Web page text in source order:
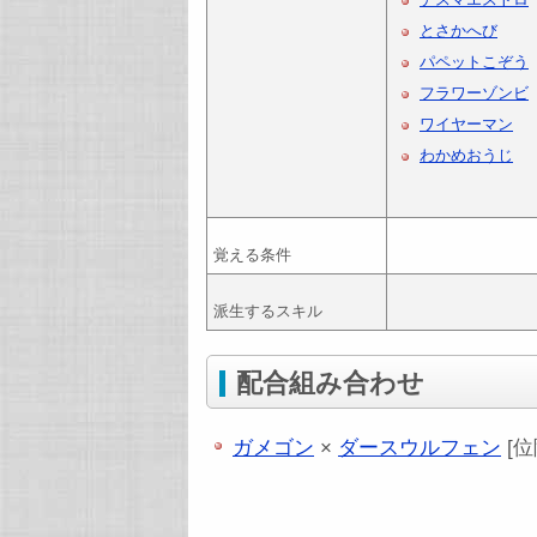
とさかへび
パペットこぞう
フラワーゾンビ
ワイヤーマン
わかめおうじ
覚える条件
派生するスキル
配合組み合わせ
ガメゴン × ダースウルフェン [